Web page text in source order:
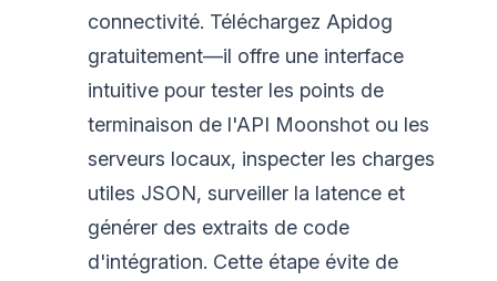
connectivité. Téléchargez Apidog
gratuitement—il offre une interface
intuitive pour tester les points de
terminaison de l'API Moonshot ou les
serveurs locaux, inspecter les charges
utiles JSON, surveiller la latence et
générer des extraits de code
d'intégration. Cette étape évite de